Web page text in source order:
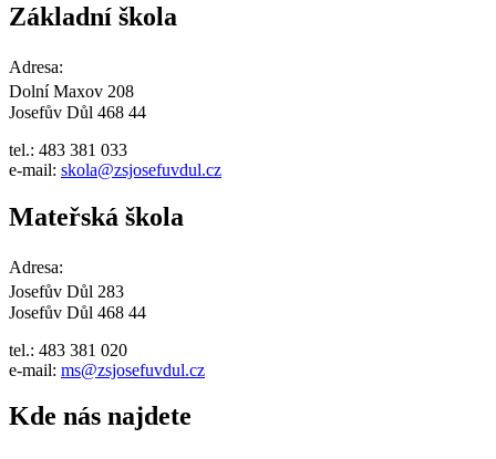
Základní škola
Adresa:
Dolní Maxov 208
Josefův Důl 468 44
tel.: 483 381 033
e-mail: skola@zsjosefuvdul.cz
Mateřská škola
Adresa:
Josefův Důl 283
Josefův Důl 468 44
tel.: 483 381 020
e-mail: ms@zsjosefuvdul.cz
Kde nás najdete